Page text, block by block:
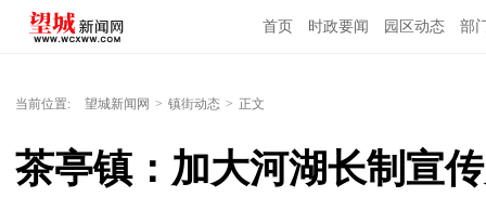
首页 时政要闻 园区动态 部
当前位置: 望城新闻网 > 镇街动态 > 正文
茶亭镇：加大河湖长制宣